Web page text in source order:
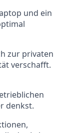
und ein
zur privaten
verschafft.
denkst.